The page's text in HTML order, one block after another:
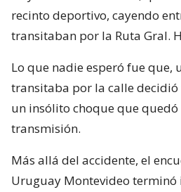
recinto deportivo, cayendo
transitaban por la Ruta Gral.
Lo que nadie esperó fue que,
transitaba por la calle
un insólito choque que
transmisión.
Más allá del accidente, el
Uruguay Montevideo